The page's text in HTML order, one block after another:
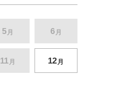
5 月 6 月
11 月 12 月